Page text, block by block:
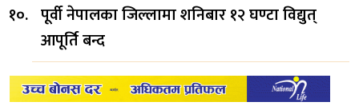
पूर्वी नेपालका जिल्लामा शनिबार १२ घण्टा विद्युत्
आपूर्ति बन्द